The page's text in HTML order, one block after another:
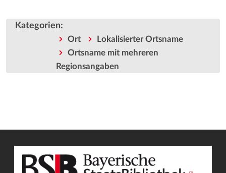
Kategorien:
Ort
Lokalisierter Ortsname
Ortsname mit mehreren
Regionsangaben